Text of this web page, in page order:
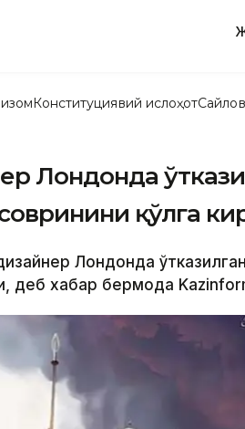
Конституциявий ислоҳот
Лондонда
қўлга
Лондонда
деб хабар бермоқда